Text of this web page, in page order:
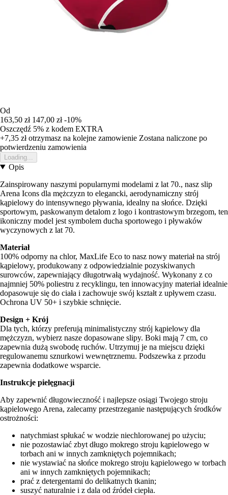
Od
163,50 zł 147,00 zł -10%
Oszczędź 5% z kodem EXTRA
+7,35 złotrzymasz na kolejne zamowienie Zostana naliczone po
potwierdzeniu zamowienia
Loading...
Opis
Zainspirowany naszymi popularnymi modelami z lat 70., nasz slip
Arena Icons dla mężczyzn to elegancki, aerodynamiczny strój
kąpielowy do intensywnego pływania, idealny na słońce. Dzięki
sportowym, paskowanym detalom z logo i kontrastowym brzegom, ten
ikoniczny model jest symbolem ducha sportowego i pływaków
wyczynowych z lat 70.
Materiał
100% odporny na chlor, MaxLife Eco to nasz nowy materiał na strój
kąpielowy, produkowany z odpowiedzialnie pozyskiwanych
surowców, zapewniający długotrwałą wydajność. Wykonany z co
najmniej 50% poliestru z recyklingu, ten innowacyjny materiał idealnie
dopasowuje się do ciała i zachowuje swój kształt z upływem czasu.
Ochrona UV 50+ i szybkie schnięcie.
Design + Krój
Dla tych, którzy preferują minimalistyczny strój kąpielowy dla
mężczyzn, wybierz nasze dopasowane slipy. Boki mają 7 cm, co
zapewnia dużą swobodę ruchów. Utrzymuj je na miejscu dzięki
regulowanemu sznurkowi wewnętrznemu. Podszewka z przodu
zapewnia dodatkowe wsparcie.
Instrukcje pielęgnacji
Aby zapewnić długowieczność i najlepsze osiągi Twojego stroju
kąpielowego Arena, zalecamy przestrzeganie następujących środków
ostrożności:
natychmiast spłukać w wodzie niechlorowanej po użyciu;
nie pozostawiać zbyt długo mokrego stroju kąpielowego w
torbach ani w innych zamkniętych pojemnikach;
nie wystawiać na słońce mokrego stroju kąpielowego w torbach
ani w innych zamkniętych pojemnikach;
prać z detergentami do delikatnych tkanin;
suszyć naturalnie i z dala od źródeł ciepła.